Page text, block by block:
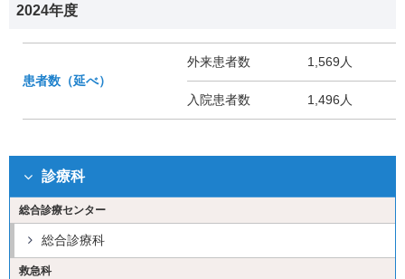
2024年度
患者数（延べ）
外来患者数 1,569人
入院患者数 1,496人
診療科
総合診療センター
総合診療科
救急科